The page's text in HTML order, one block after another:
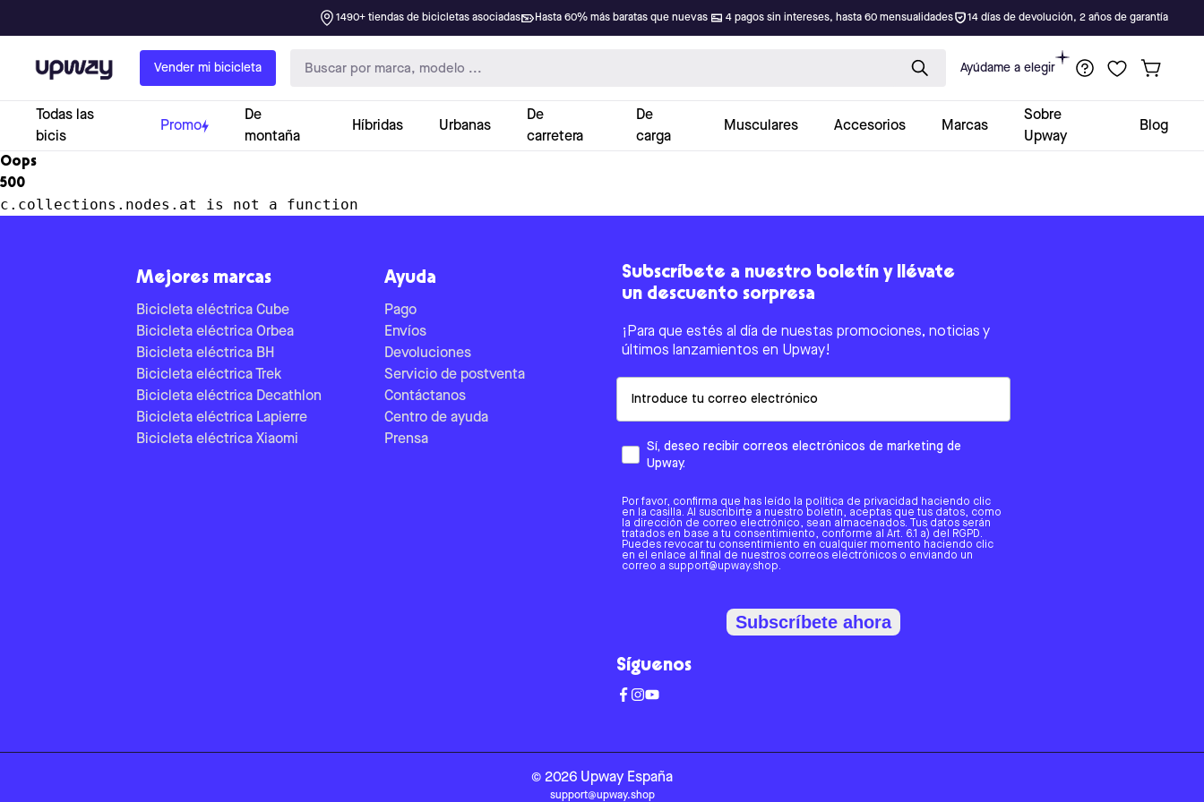
1490+ tiendas de bicicletas asociadas Hasta 60% más baratas que nuevas 4 pagos sin intereses, hasta 60 mensualidades 14 días de devolución, 2 años de garantía
Upway Vender mi bicicleta Ayúdame a elegir
Todas las
bicis
Promo
De
montaña
Híbridas Urbanas
De
carretera
De
carga
Musculares Accesorios Marcas
Sobre
Upway
Blog
Oops
500
c.collections.nodes.at is not a function
Mejores marcas
Bicicleta eléctrica Cube
Bicicleta eléctrica Orbea
Bicicleta eléctrica BH
Bicicleta eléctrica Trek
Bicicleta eléctrica Decathlon
Bicicleta eléctrica Lapierre
Bicicleta eléctrica Xiaomi
Ayuda
Pago
Envíos
Devoluciones
Servicio de postventa
Contáctanos
Centro de ayuda
Prensa
Subscríbete a nuestro boletín y llévate
un descuento sorpresa
¡Para que estés al día de nuestas promociones, noticias y
últimos lanzamientos en Upway!
Sí, deseo recibir correos electrónicos de marketing de
Upway.
Por favor, confirma que has leído la política de privacidad haciendo clic
en la casilla. Al suscribirte a nuestro boletín, aceptas que tus datos, como
la dirección de correo electrónico, sean almacenados. Tus datos serán
tratados en base a tu consentimiento, conforme al Art. 6.1 a) del RGPD.
Puedes revocar tu consentimiento en cualquier momento haciendo clic
en el enlace al final de nuestros correos electrónicos o enviando un
correo a support@upway.shop.
Subscríbete ahora
Síguenos
© 2026 Upway España
support@upway.shop